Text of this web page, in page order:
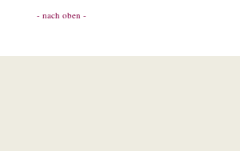
- nach oben -